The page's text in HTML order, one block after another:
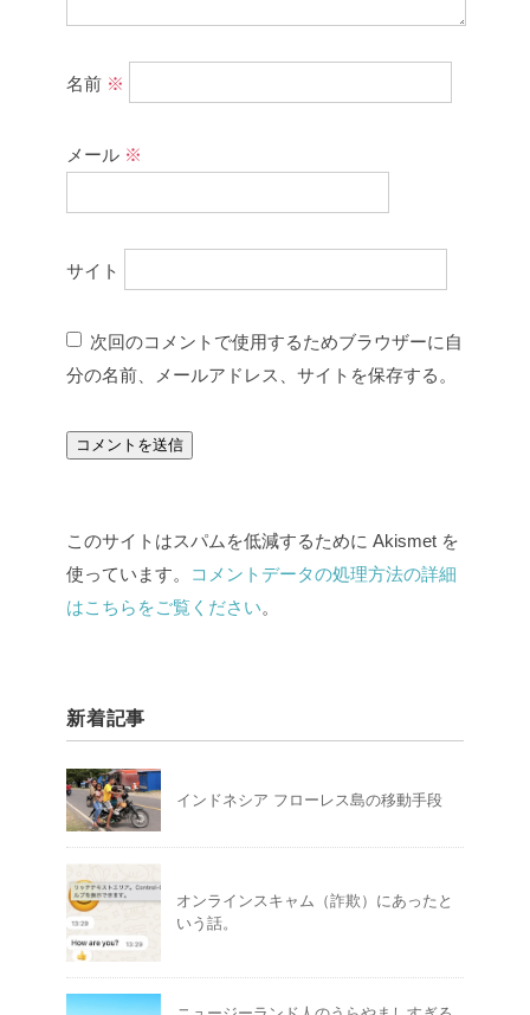
名前 ※
メール ※
サイト
次回のコメントで使用するためブラウザーに自
分の名前、メールアドレス、サイトを保存する。
このサイトはスパムを低減するために Akismet を
使っています。
コメントデータの処理方法の詳細
はこちらをご覧ください。
新着記事
インドネシア フローレス島の移動手段
オンラインスキャム（詐欺）にあったと
いう話。